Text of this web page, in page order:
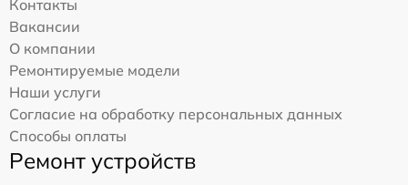
Контакты
Вакансии
О компании
Ремонтируемые модели
Наши услуги
Согласие на обработку персональных данных
Способы оплаты
Ремонт устройств